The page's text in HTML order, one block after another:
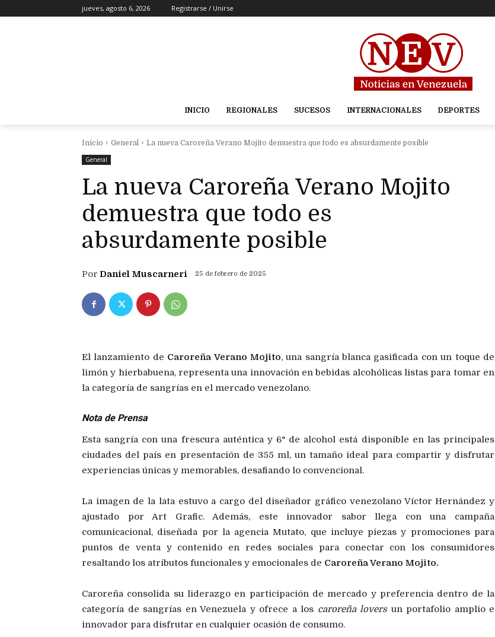
jueves, agosto 6, 2026 Registrarse / Unirse
INICIO REGIONALES SUCESOS INTERNACIONALES DEPORTES
Inicio General
La nueva Caroreña Verano Mojito demuestra que todo es absurdamente posible
General
La nueva Caroreña Verano Mojito
demuestra que todo es
absurdamente posible
Por Daniel Muscarneri 25 de febrero de 2025
El lanzamiento de Caroreña Verano Mojito, una sangría blanca gasificada con un toque de
limón y hierbabuena, representa una innovación en bebidas alcohólicas listas para tomar en
la categoría de sangrías en el mercado venezolano.
Nota de Prensa
Esta sangría con una frescura auténtica y 6° de alcohol está disponible en las principales
ciudades del país en presentación de 355 ml, un tamaño ideal para compartir y disfrutar
experiencias únicas y memorables, desafiando lo convencional.
La imagen de la lata estuvo a cargo del diseñador gráfico venezolano Víctor Hernández y
ajustado por Art Grafic. Además, este innovador sabor llega con una campaña
comunicacional, diseñada por la agencia Mutato, que incluye piezas y promociones para
puntos de venta y contenido en redes sociales para conectar con los consumidores
resaltando los atributos funcionales y emocionales de Caroreña Verano Mojito.
Caroreña consolida su liderazgo en participación de mercado y preferencia dentro de la
categoría de sangrías en Venezuela y ofrece a los caroreña loversun portafolio amplio e
innovador para disfrutar en cualquier ocasión de consumo.